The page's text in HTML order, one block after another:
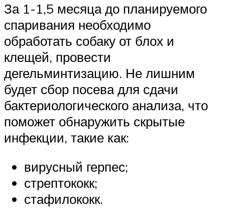
За 1-1,5 месяца до планируемого
спаривания необходимо
обработать собаку от блох и
клещей, провести
дегельминтизацию. Не лишним
будет сбор посева для сдачи
бактериологического анализа, что
поможет обнаружить скрытые
инфекции, такие как:
вирусный герпес;
стрептококк;
стафилококк.